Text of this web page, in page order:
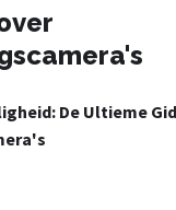
De Ultieme